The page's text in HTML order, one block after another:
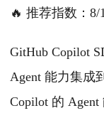
🔥 推荐指数：8/
GitHub Copilot
Agent 能力集成
Copilot 的